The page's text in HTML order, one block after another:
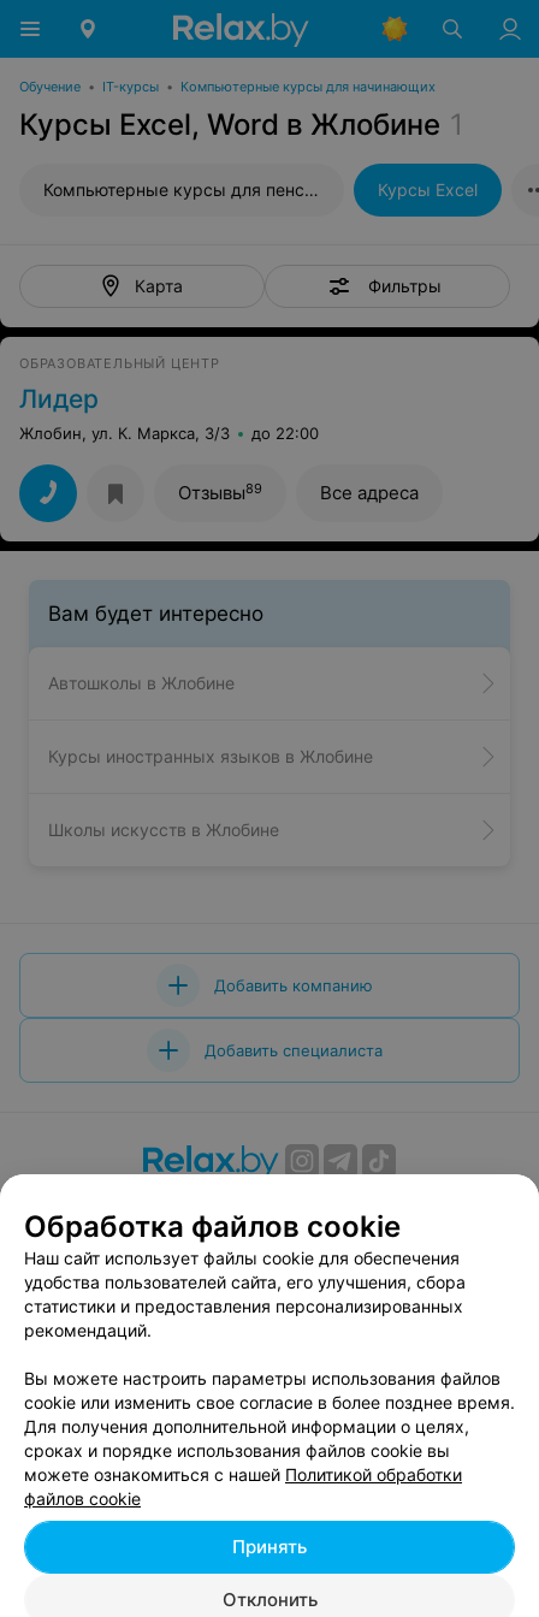
Обучение • IT-курсы • Компьютерные курсы для начинающих
Курсы Excel, Word в Жлобине 1
Компьютерные курсы для пенсионеров Курсы Excel
Карта Фильтры
ОБРАЗОВАТЕЛЬНЫЙ ЦЕНТР
Лидер
Жлобин, ул. К. Маркса, 3/3 до 22:00
Отзывы89 Все адреса
Вам будет интересно
Автошколы в Жлобине
Курсы иностранных языков в Жлобине
Школы искусств в Жлобине
Добавить компанию
Добавить специалиста
Вакансии
Публичный договор
Способы оплаты
Публичный договор по использованию сервиса
«Афиша»
Пользовательское соглашение
Связаться по вопросам сотрудничества
Написать руководителю relax.by
Персональные настройки cookie
Обработка персональных данных
| 220012, Республика Беларусь, г. Минск,
Обработка файлов cookie
Наш сайт использует файлы cookie для обеспечения
удобства пользователей сайта, его улучшения, сбора
статистики и предоставления персонализированных
рекомендаций.
Вы можете настроить параметры использования файлов
cookie или изменить свое согласие в более позднее время.
Для получения дополнительной информации о целях,
сроках и порядке использования файлов cookie вы
можете ознакомиться с нашей Политикой обработки
файлов cookie
Отклонить
Принять